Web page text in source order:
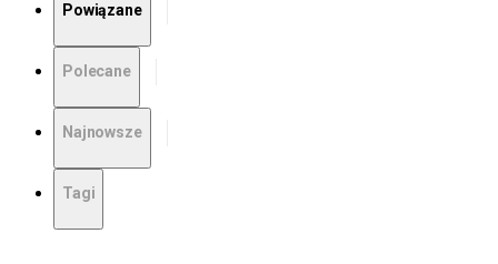
Powiązane
Polecane
Najnowsze
Tagi